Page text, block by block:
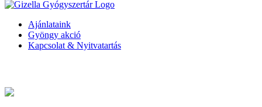
Ajánlataink
Gyöngy akció
Kapcsolat & Nyitvatartás